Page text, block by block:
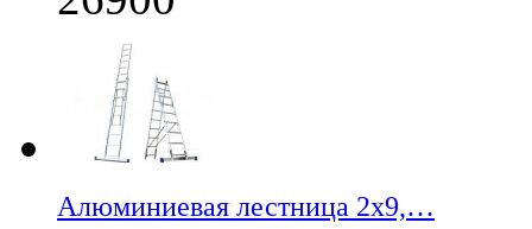
Алюминиевая лестница 2х9,…